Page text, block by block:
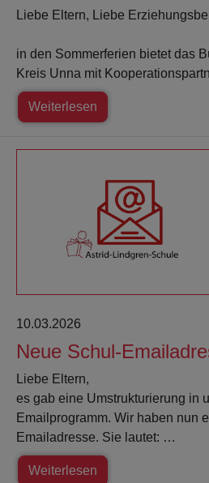
Liebe Eltern, Liebe
in den Sommerferien bietet das
Kreis Unna mit
Weiterlesen
10.03.2026
Neue Schul-
Liebe Eltern,
es gab eine Umstrukturierung in
Emailprogramm. Wir haben nun
Emailadresse. Sie lautet: …
Weiterlesen